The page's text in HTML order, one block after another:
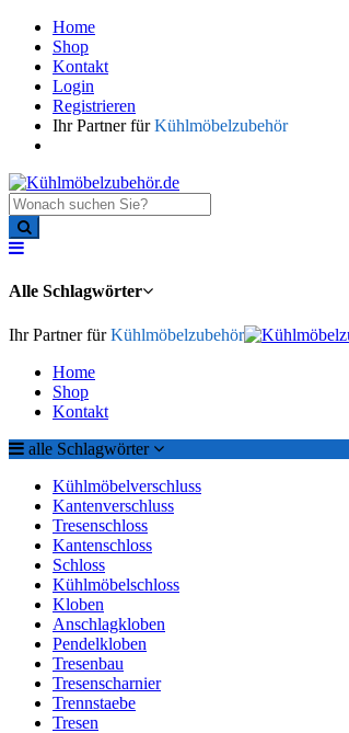
Home
Shop
Kontakt
Login
Registrieren
Ihr Partner fürKühlmöbelzubehör
Alle Schlagwörter
Ihr Partner fürKühlmöbelzubehör
Home
Shop
Kontakt
alle Schlagwörter
Kühlmöbelverschluss
Kantenverschluss
Tresenschloss
Kantenschloss
Schloss
Kühlmöbelschloss
Kloben
Anschlagkloben
Pendelkloben
Tresenbau
Tresenscharnier
Trennstaebe
Tresen